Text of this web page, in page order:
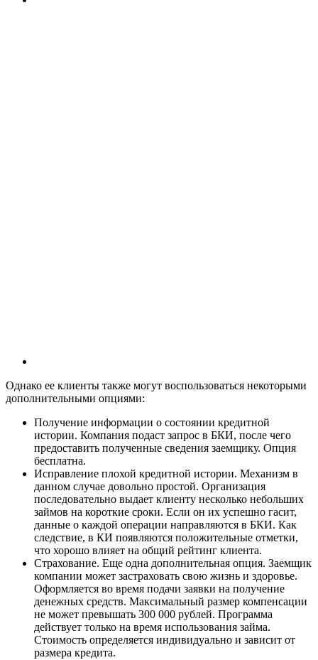
Однако ее клиенты также могут воспользоваться некоторыми
дополнительными опциями:
Получение информации о состоянии кредитной
истории. Компания подаст запрос в БКИ, после чего
предоставить полученные сведения заемщику. Опция
бесплатна.
Исправление плохой кредитной истории. Механизм в
данном случае довольно простой. Организация
последовательно выдает клиенту несколько небольших
займов на короткие сроки. Если он их успешно гасит,
данные о каждой операции направляются в БКИ. Как
следствие, в КИ появляются положительные отметки,
что хорошо влияет на общий рейтинг клиента.
Страхование. Еще одна дополнительная опция. Заемщик
компании может застраховать свою жизнь и здоровье.
Оформляется во время подачи заявки на получение
денежных средств. Максимальный размер компенсации
не может превышать 300 000 рублей. Программа
действует только на время использования займа.
Стоимость определяется индивидуально и зависит от
размера кредита.